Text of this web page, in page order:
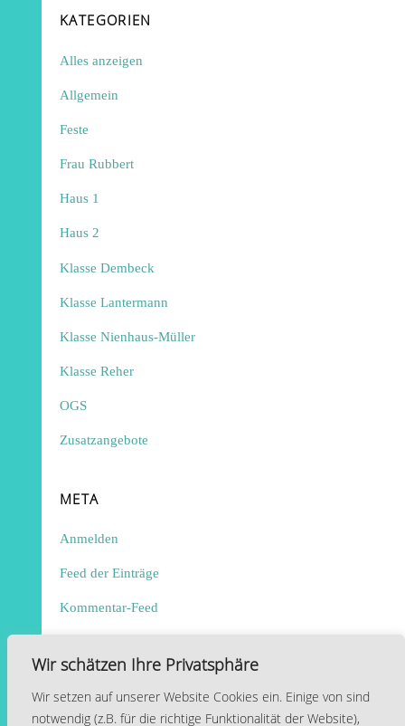
Wir schätzen Ihre Privatsphäre
Wir setzen auf unserer Website Cookies ein. Einige von sind
notwendig (z.B. für die richtige Funktionalität der Website),
KATEGORIEN
Alles anzeigen
Allgemein
Feste
Frau Rubbert
Haus 1
Haus 2
Klasse Dembeck
Klasse Lantermann
Klasse Nienhaus-Müller
Klasse Reher
OGS
Zusatzangebote
META
Anmelden
Feed der Einträge
Kommentar-Feed